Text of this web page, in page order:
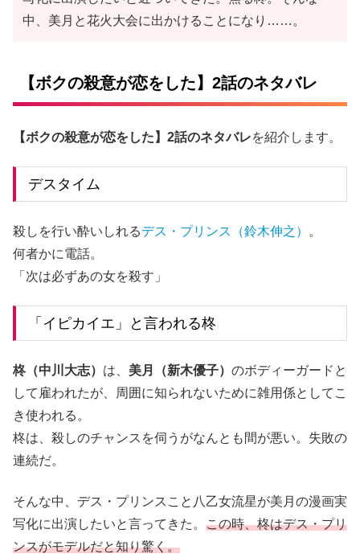
中、美月と花火大会に出かけることになり……。
【ボクの殺意が恋をした】2話のネタバレ
【ボクの殺意が恋をした】2話のネタバレを紹介します。
デスタイム
殺しを行い酔いしれるデス・プリンス（鈴木伸之）
。
何者かに電話。
「次は必ずあの女を殺す」
「イピカイエ」と言われる柊
柊（中川大志） は、 美月（新木優子） のボディーガードと
して雇われたが、周囲に知られないために雑用係としてこ
き使われる。
柊は、殺しのチャンスを伺うがなんとも間が悪い。失敗の
連続だ。
そんな中、デス・プリンスこと八乙女流星が美月の漫画実
写化に出演したいと言ってきた。 この時、柊はデス・プリ
ンスがモデルだと知り驚く。